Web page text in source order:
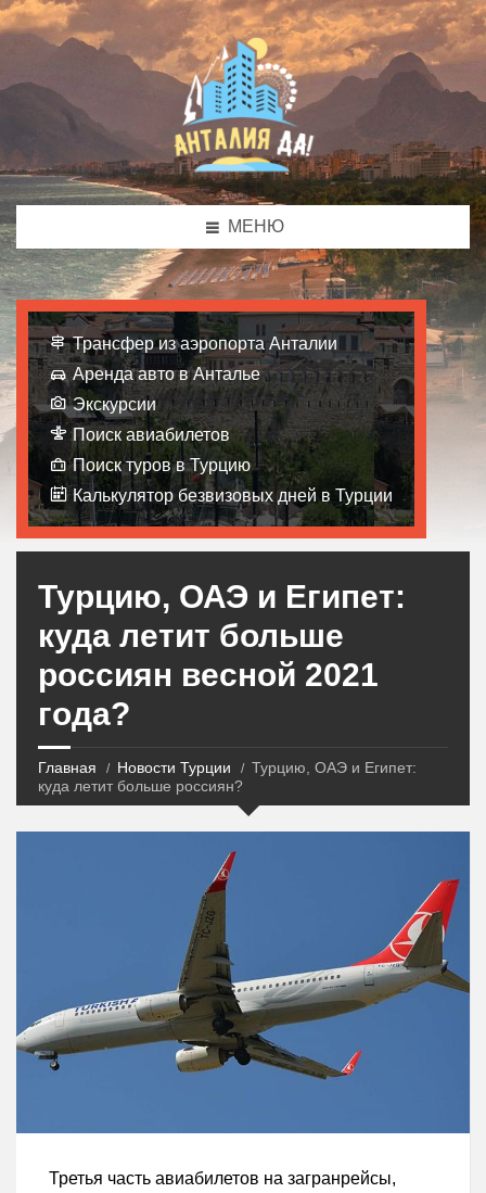
МЕНЮ
Трансфер из аэропорта Анталии
Аренда авто в Анталье
Экскурсии
Поиск авиабилетов
Поиск туров в Турцию
Калькулятор безвизовых дней в Турции
Турцию, ОАЭ и Египет:
куда летит больше
россиян весной 2021
года?
Главная Новости Турции
Турцию, ОАЭ и Египет:
куда летит больше россиян?
Третья часть авиабилетов на загранрейсы,